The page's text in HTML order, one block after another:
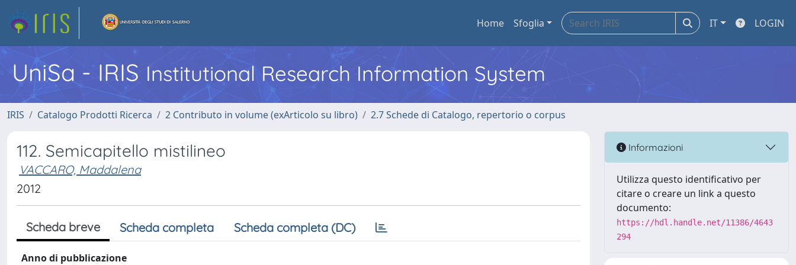
Home Sfoglia IT LOGIN
UniSa - IRIS Institutional Research Information System
IRIS Catalogo Prodotti Ricerca 2 Contributo in volume (exArticolo su libro) 2.7 Schede di Catalogo, repertorio o corpus
112. Semicapitello mistilineo
VACCARO, Maddalena
2012
Scheda breve Scheda completa Scheda completa (DC)
Anno di pubblicazione
Informazioni
Utilizza questo identificativo per
citare o creare un link a questo
documento:
https://hdl.handle.net/11386/4643
294